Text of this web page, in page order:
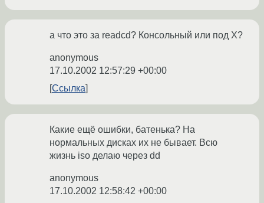
а что это за readcd? Консольный или под Х?
anonymous
17.10.2002 12:57:29 +00:00
Ссылка
Какие ещё ошибки, батенька? На
нормальных дисках их не бывает. Всю
жизнь iso делаю через dd
anonymous
17.10.2002 12:58:42 +00:00